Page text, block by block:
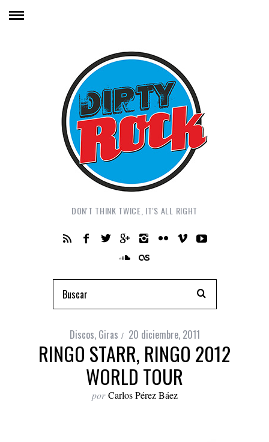
DON'T THINK TWICE, IT'S ALL RIGHT
Discos, Giras 20 diciembre, 2011
RINGO STARR, RINGO 2012
WORLD TOUR
por Carlos Pérez Báez